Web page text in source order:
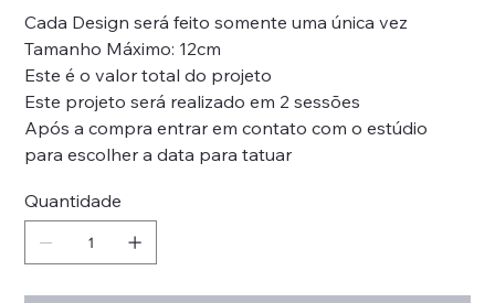
Cada Design será feito somente uma única vez
Tamanho Máximo: 12cm
Este é o valor total do projeto
Este projeto será realizado em 2 sessões
Após a compra entrar em contato com o estúdio
para escolher a data para tatuar
Quantidade